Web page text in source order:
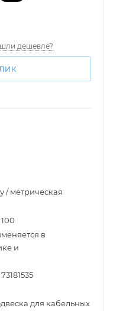
дешевле?
/ метрическая
100
в
и
73181535
для кабельных